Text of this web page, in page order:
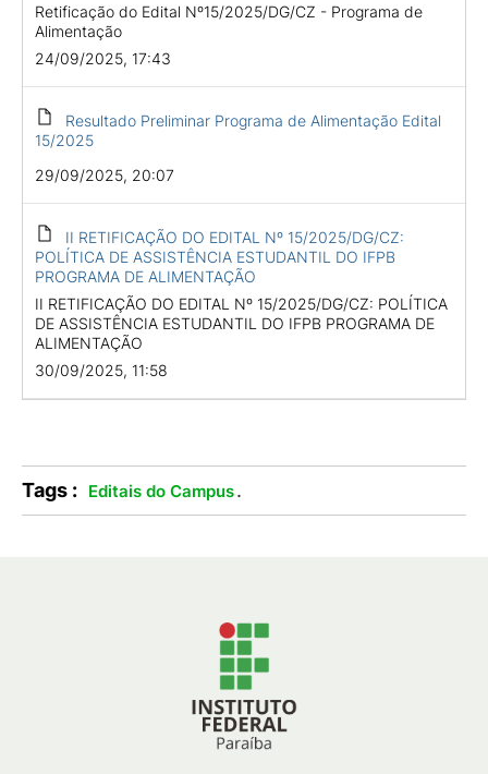
Retificação do Edital Nº15/2025/DG/CZ - Programa de
Alimentação
24/09/2025, 17:43
Resultado Preliminar Programa de Alimentação Edital
15/2025
29/09/2025, 20:07
II RETIFICAÇÃO DO EDITAL Nº 15/2025/DG/CZ:
POLÍTICA DE ASSISTÊNCIA ESTUDANTIL DO IFPB
PROGRAMA DE ALIMENTAÇÃO
II RETIFICAÇÃO DO EDITAL Nº 15/2025/DG/CZ: POLÍTICA
DE ASSISTÊNCIA ESTUDANTIL DO IFPB PROGRAMA DE
ALIMENTAÇÃO
30/09/2025, 11:58
Tags : Editais do Campus.